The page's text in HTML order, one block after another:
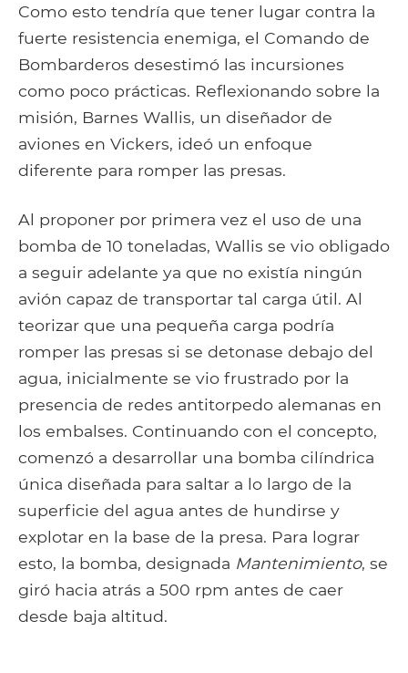
Como esto tendría que tener lugar contra la
fuerte resistencia enemiga, el Comando de
Bombarderos desestimó las incursiones
como poco prácticas. Reflexionando sobre la
misión, Barnes Wallis, un diseñador de
aviones en Vickers, ideó un enfoque
diferente para romper las presas.
Al proponer por primera vez el uso de una
bomba de 10 toneladas, Wallis se vio obligado
a seguir adelante ya que no existía ningún
avión capaz de transportar tal carga útil. Al
teorizar que una pequeña carga podría
romper las presas si se detonase debajo del
agua, inicialmente se vio frustrado por la
presencia de redes antitorpedo alemanas en
los embalses. Continuando con el concepto,
comenzó a desarrollar una bomba cilíndrica
única diseñada para saltar a lo largo de la
superficie del agua antes de hundirse y
explotar en la base de la presa. Para lograr
esto, la bomba, designada Mantenimiento, se
giró hacia atrás a 500 rpm antes de caer
desde baja altitud.